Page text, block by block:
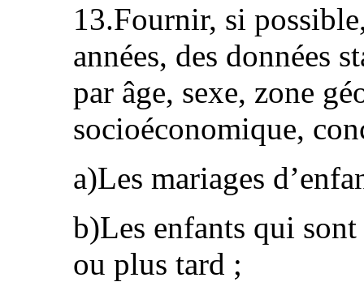
13.Fournir, si
années, des données
par âge, sexe, zone
socioéconomique,
a)Les mariages
b)Les enfants qui sont
ou plus tard ;